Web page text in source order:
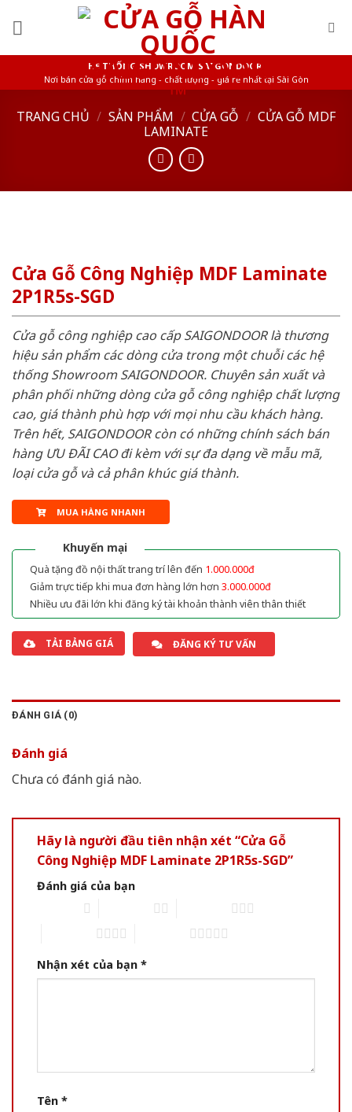
HỆ THỐNG SHOWROOM SAIGONDOOR
Nơi bán cửa gỗ chính hãng - chất lượng - giá rẻ nhất tại Sài Gòn
TRANG CHỦ / SẢN PHẨM / CỬA GỖ / CỬA GỖ MDF
LAMINATE
Cửa Gỗ Công Nghiệp MDF Laminate
2P1R5s-SGD
Cửa gỗ công nghiệp cao cấp SAIGONDOOR là thương
hiệu sản phẩm các dòng cửa trong một chuỗi các hệ
thống Showroom SAIGONDOOR. Chuyên sản xuất và
phân phối những dòng cửa gỗ công nghiệp chất lượng
cao, giá thành phù hợp với mọi nhu cầu khách hàng.
Trên hết, SAIGONDOOR còn có những chính sách bán
hàng ƯU ĐÃI CAO đi kèm với sự đa dạng về mẫu mã,
loại cửa gỗ và cả phân khúc giá thành.
MUA HÀNG NHANH
Khuyến mại
Quà tặng đồ nội thất trang trí lên đến 1.000.000đ
Giảm trực tiếp khi mua đơn hàng lớn hơn 3.000.000đ
Nhiều ưu đãi lớn khi đăng ký tài khoản thành viên thân thiết
TẢI BẢNG GIÁ ĐĂNG KÝ TƯ VẤN
ĐÁNH GIÁ (0)
Đánh giá
Chưa có đánh giá nào.
Hãy là người đầu tiên nhận xét “Cửa Gỗ
Công Nghiệp MDF Laminate 2P1R5s-SGD”
Đánh giá của bạn
Nhận xét của bạn *
Tên *